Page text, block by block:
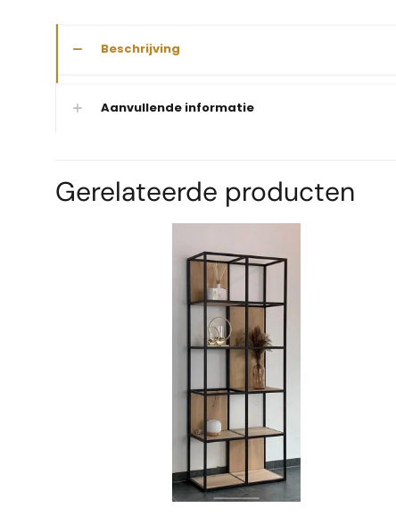
Beschrijving
Aanvullende informatie
Gerelateerde producten